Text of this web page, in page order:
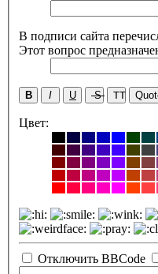
В подписи сайта
Этот вопрос
B I U S TT
Цвет:
Отключить BBCode